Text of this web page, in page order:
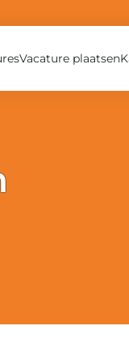
Vacature plaatsen